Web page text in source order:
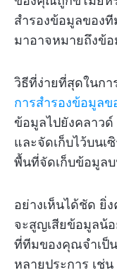
สำรองข้อมูลของ
มาอาจหมายถึงข้
วิธีที่ง่ายที่สุดในก
การสำรองข้อมูล
ข้อมูลไปยังคลาว
และจัดเก็บไว้บนเ
พื้นที่จัดเก็บข้อมูล
อย่างเห็นได้ชัด ยิ่
จะสูญเสียข้อมูลน้
ที่ทีมของคุณจำเป็
หลายประการ เ